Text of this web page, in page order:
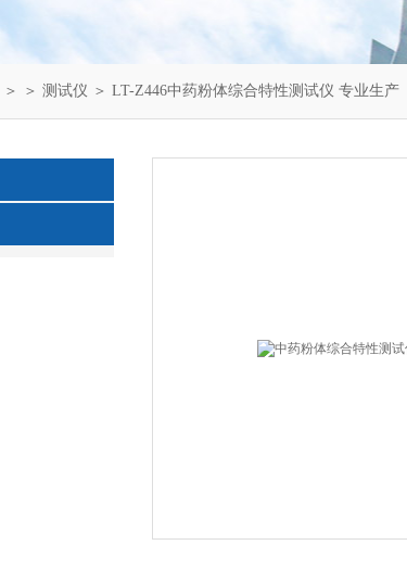
＞ ＞ 测试仪 ＞ LT-Z446中药粉体综合特性测试仪 专业生产